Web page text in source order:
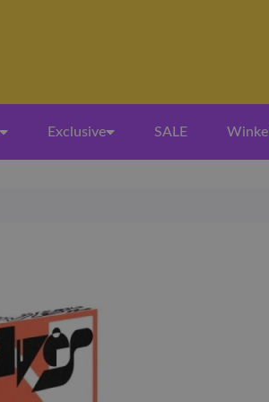
Exclusive SALE Winkel